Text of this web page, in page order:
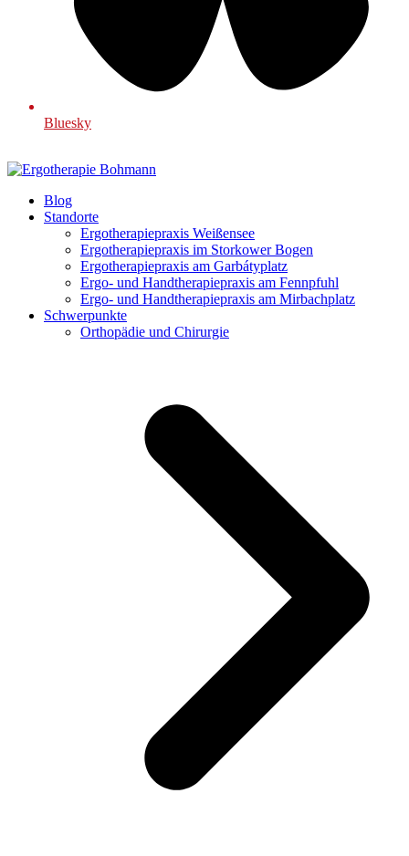
Bluesky
Blog
Standorte
Ergotherapiepraxis Weißensee
Ergotherapiepraxis im Storkower Bogen
Ergotherapiepraxis am Garbátyplatz
Ergo- und Handtherapiepraxis am Fennpfuhl
Ergo- und Handtherapiepraxis am Mirbachplatz
Schwerpunkte
Orthopädie und Chirurgie